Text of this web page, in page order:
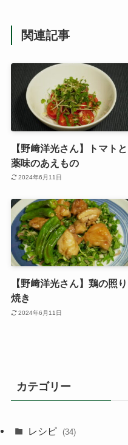
関連記事
【野﨑洋光さん】トマトと
薬味のあえもの
2024年6月11日
【野﨑洋光さん】鶏の照り
焼き
2024年6月11日
カテゴリー
レシピ (34)